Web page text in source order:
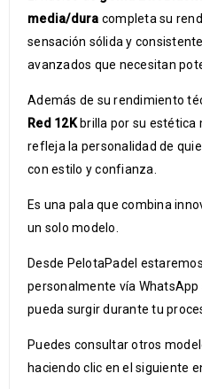
media/dura completa su
sensación sólida y
avanzados que necesitan
Además de su rendimiento
Red 12Kbrilla por su estética
refleja la personalidad de
con estilo y confianza.
Es una pala que combina
un solo modelo.
Desde PelotaPadel
personalmente vía
pueda surgir durante tu
Puedes consultar otros
haciendo clic en el siguiente